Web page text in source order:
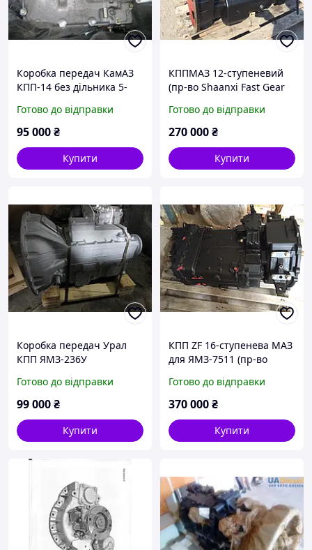
Коробка передач КамАЗ
КПП-14 без дільника 5-
Готово до відправки
95 000₴
Купити
КППМАЗ 12-ступеневий
(пр-во Shaanxi Fast Gear
Готово до відправки
270 000₴
Купити
Коробка передач Урал
КПП ЯМЗ-236У
Готово до відправки
99 000₴
Купити
КПП ZF 16-ступенева МАЗ
для ЯМЗ-7511 (пр-во
Готово до відправки
370 000₴
Купити